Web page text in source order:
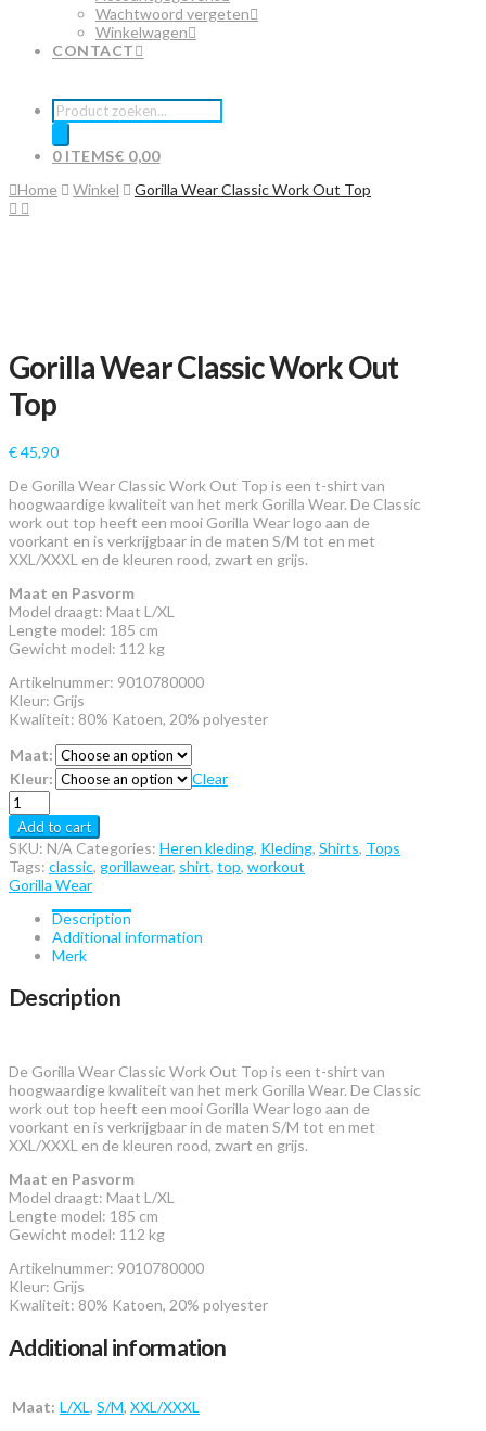
Wachtwoord vergeten
Winkelwagen
CONTACT
Producten
zoeken
0 ITEMS€ 0,00
Home
Winkel Gorilla Wear Classic Work Out Top
Gorilla Wear Classic Work Out
Top
€45,90
De Gorilla Wear Classic Work Out Top is een t-shirt van
hoogwaardige kwaliteit van het merk Gorilla Wear. De Classic
work out top heeft een mooi Gorilla Wear logo aan de
voorkant en is verkrijgbaar in de maten S/M tot en met
XXL/XXXL en de kleuren rood, zwart en grijs.
Maat en Pasvorm
Model draagt: Maat L/XL
Lengte model: 185 cm
Gewicht model: 112 kg
Artikelnummer: 9010780000
Kleur: Grijs
Kwaliteit: 80% Katoen, 20% polyester
Maat:
Kleur:
Clear
Gorilla
Wear
Classic
Work
Out
Top
quantity
Add to cart
SKU: N/A Categories: Heren kleding, Kleding, Shirts, Tops
Tags: classic, gorillawear, shirt, top, workout
Gorilla Wear
Description
Additional information
Merk
Description
De Gorilla Wear Classic Work Out Top is een t-shirt van
hoogwaardige kwaliteit van het merk Gorilla Wear. De Classic
work out top heeft een mooi Gorilla Wear logo aan de
voorkant en is verkrijgbaar in de maten S/M tot en met
XXL/XXXL en de kleuren rood, zwart en grijs.
Maat en Pasvorm
Model draagt: Maat L/XL
Lengte model: 185 cm
Gewicht model: 112 kg
Artikelnummer: 9010780000
Kleur: Grijs
Kwaliteit: 80% Katoen, 20% polyester
Additional information
Maat: L/XL, S/M, XXL/XXXL